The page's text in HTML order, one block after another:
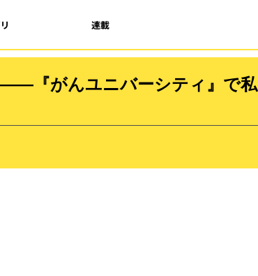
連載
『がんユニバーシティ』で私